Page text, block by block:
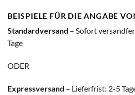
BEISPIELE FÜR DIE ANGABE
Standardversand – Sofort
Tage
ODER
Expressversand – Lieferfrist: 2-5